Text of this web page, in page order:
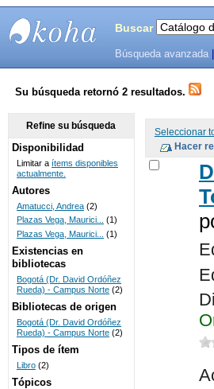
SISTEMAS
DE
BIBLIOTECAS
UNICOC
Buscar
Búsqueda avanzada
Su búsqueda retornó 2 resultados.
Seleccionar
Refine su búsqueda
Disponibilidad
Limitar a ítems disponibles
actualmente.
Autores
Amatucci, Andrea (2)
Plazas Vega, Maurici... (1)
Plazas Vega, Maurici...
(1)
Existencias en
bibliotecas
Bogotá (Dr. David Ordóñez
Rueda) - Campus Norte (2)
Bibliotecas de origen
Bogotá (Dr. David Ordóñez
Rueda) - Campus Norte (2)
Tipos de ítem
Libro (2)
Tópicos